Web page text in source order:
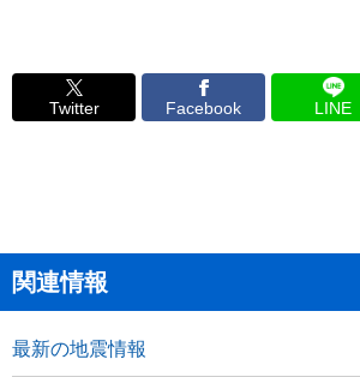
Twitter Facebook LINE
関連情報
最新の地震情報